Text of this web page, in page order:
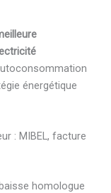
énergétique
: MIBEL, facture
homologue